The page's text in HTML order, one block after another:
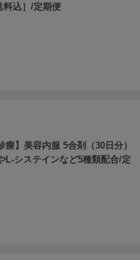
込］/定期便
療】美容内服 5合剤（30日分）
L-システインなど5種類配合/定